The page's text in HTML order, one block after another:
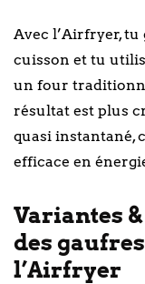
Avec l’Airfryer, tu
cuisson et tu
un four
résultat est plus
quasi instantané,
efficace en
Variantes
des
l’Airfryer